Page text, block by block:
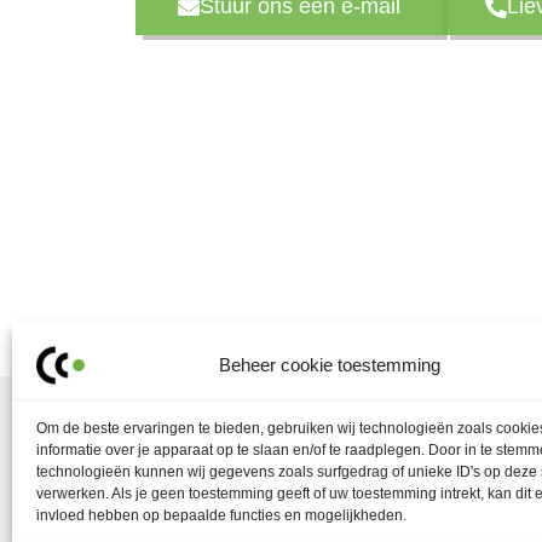
Beheer cookie toestemming
Om de beste ervaringen te bieden, gebruiken wij technologieën zoals
informatie over je apparaat op te slaan en/of te raadplegen. Door in te
technologieën kunnen wij gegevens zoals surfgedrag of unieke ID's op deze
verwerken. Als je geen toestemming geeft of uw toestemming intrekt, kan dit
invloed hebben op bepaalde functies en mogelijkheden.
Stuur ons een e-mail
Contactpunt
Amersfoortseweg 28